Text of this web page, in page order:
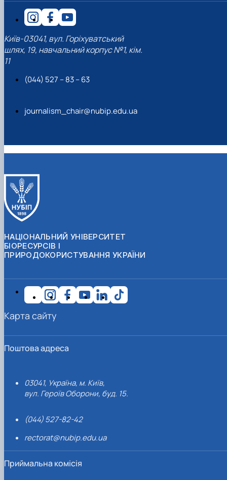
Київ-03041, вул. Горіхуватський
шлях, 19, навчальний корпус №1, кім.
11
(044) 527 – 83 – 63
journalism_chair@nubip.edu.ua
НАЦІОНАЛЬНИЙ УНІВЕРСИТЕТ
БІОРЕСУРСІВ І
ПРИРОДОКОРИСТУВАННЯ УКРАЇНИ
Поштова адреса
03041, Україна, м. Київ,
вул. Героїв Оборони, буд. 15.
(044) 527-82-42
rectorat@nubip.edu.ua
Приймальна комісія
Карта сайту